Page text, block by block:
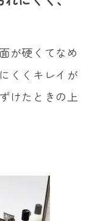
が硬くてなめ
くくキレイが
けたときの上